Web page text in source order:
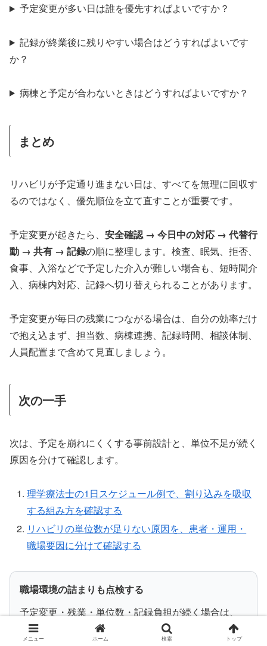
予定変更が多い日は誰を優先すればよいですか？
記録が終業後に残りやすい場合はどうすればよいです
か？
病棟と予定が合わないときはどうすればよいですか？
まとめ
リハビリが予定通り進まない日は、すべてを無理に回収す
るのではなく、優先順位を立て直すことが重要です。
予定変更が起きたら、 安全確認 → 今日中の対応 → 代替行
動 → 共有 → 記録の順に整理します。検査、眠気、拒否、
食事、入浴などで予定した介入が難しい場合も、短時間介
入、病棟内対応、記録へ切り替えられることがあります。
予定変更が毎日の残業につながる場合は、自分の効率だけ
で抱え込まず、担当数、病棟連携、記録時間、相談体制、
人員配置まで含めて見直しましょう。
次の一手
次は、予定を崩れにくくする事前設計と、単位不足が続く
原因を分けて確認します。
理学療法士の1日スケジュール例で、割り込みを吸収
する組み方を確認する
リハビリの単位数が足りない原因を、患者・運用・
職場要因に分けて確認する
職場環境の詰まりも点検する
予定変更・残業・単位数・記録負担が続く場合は、
今の職場で改善できることと、環境を比較した方が
メニュー ホーム 検索 トップ